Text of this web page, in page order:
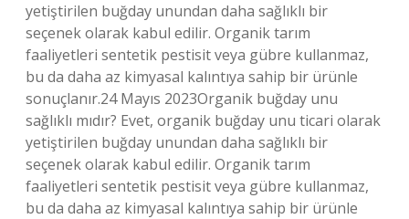
yetiştirilen buğday unundan daha sağlıklı bir
seçenek olarak kabul edilir. Organik tarım
faaliyetleri sentetik pestisit veya gübre kullanmaz,
bu da daha az kimyasal kalıntıya sahip bir ürünle
sonuçlanır.24 Mayıs 2023Organik buğday unu
sağlıklı mıdır? Evet, organik buğday unu ticari olarak
yetiştirilen buğday unundan daha sağlıklı bir
seçenek olarak kabul edilir. Organik tarım
faaliyetleri sentetik pestisit veya gübre kullanmaz,
bu da daha az kimyasal kalıntıya sahip bir ürünle